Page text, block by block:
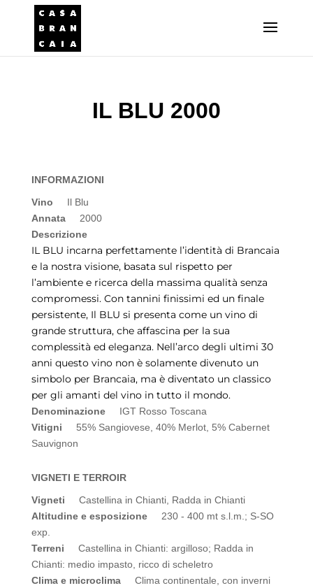
IL BLU 2000
INFORMAZIONI
Vino
Il Blu
Annata
2000
Descrizione
IL BLU incarna perfettamente l’identità di Brancaia
e la nostra visione, basata sul rispetto per
l’ambiente e ricerca della massima qualità senza
compromessi. Con tannini finissimi ed un finale
persistente, Il BLU si presenta come un vino di
grande struttura, che affascina per la sua
complessità ed eleganza. Nell’arco degli ultimi 30
anni questo vino non è solamente divenuto un
simbolo per Brancaia, ma è diventato un classico
per gli amanti del vino in tutto il mondo.
Denominazione
IGT Rosso Toscana
Vitigni
55% Sangiovese, 40% Merlot, 5% Cabernet
Sauvignon
VIGNETI E TERROIR
Vigneti
Castellina in Chianti, Radda in Chianti
Altitudine e esposizione
230 - 400 mt s.l.m.; S-SO
exp.
Terreni
Castellina in Chianti: argilloso; Radda in
Chianti: medio impasto, ricco di scheletro
Clima e microclima
Clima continentale, con inverni